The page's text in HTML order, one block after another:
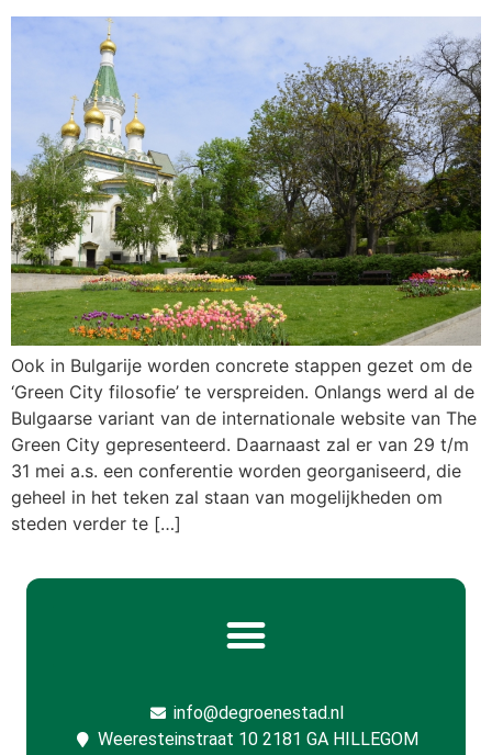
Ook in Bulgarije worden concrete stappen gezet om de
‘Green City filosofie’ te verspreiden. Onlangs werd al de
Bulgaarse variant van de internationale website van The
Green City gepresenteerd. Daarnaast zal er van 29 t/m
31 mei a.s. een conferentie worden georganiseerd, die
geheel in het teken zal staan van mogelijkheden om
steden verder te […]
info@degroenestad.nl
Weeresteinstraat 10 2181 GA HILLEGOM